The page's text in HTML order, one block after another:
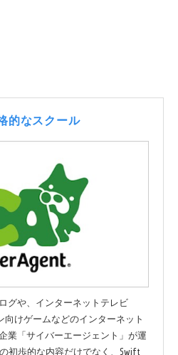
的なスクール
ログや、インターネットテレビ
向けゲームなどのインターネット
業「サイバーエージェント」が運
初歩的な内容だけでなく、Swift